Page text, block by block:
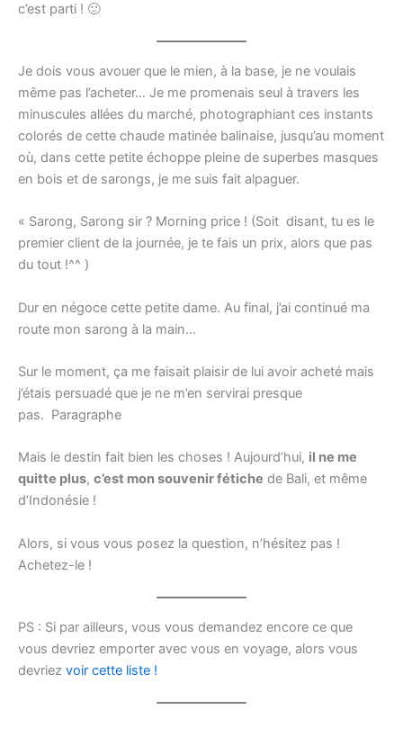
c’est parti ! 🙂
Je dois vous avouer que le mien, à la base, je ne voulais
même pas l’acheter… Je me promenais seul à travers les
minuscules allées du marché, photographiant ces instants
colorés de cette chaude matinée balinaise, jusqu’au moment
où, dans cette petite échoppe pleine de superbes masques
en bois et de sarongs, je me suis fait alpaguer.
« Sarong, Sarong sir ? Morning price ! (Soit disant, tu es le
premier client de la journée, je te fais un prix, alors que pas
du tout !^^ )
Dur en négoce cette petite dame. Au final, j’ai continué ma
route mon sarong à la main…
Sur le moment, ça me faisait plaisir de lui avoir acheté mais
j’étais persuadé que je ne m’en servirai presque
pas. Paragraphe
Mais le destin fait bien les choses ! Aujourd’hui, il ne me
quitte plus, c’est mon souvenir fétiche de Bali, et même
d’Indonésie !
Alors, si vous vous posez la question, n’hésitez pas !
Achetez-le !
PS : Si par ailleurs, vous vous demandez encore ce que
vous devriez emporter avec vous en voyage, alors vous
devriez voir cette liste !